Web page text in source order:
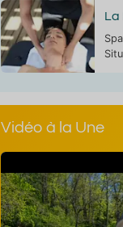
La
Vidéo à la Une